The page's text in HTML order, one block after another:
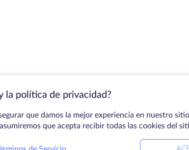
la política de privacidad?
que damos la mejor experiencia en nuestro
que acepta recibir todas las cookies del